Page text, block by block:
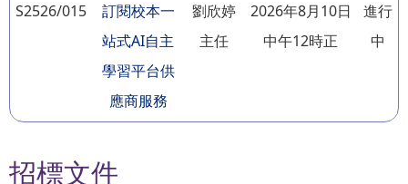
S2526/015
訂閱校本一
站式AI自主
學習平台供
應商服務
劉欣婷
主任
2026年8月10日
中午12時正
進行
中
招標文件